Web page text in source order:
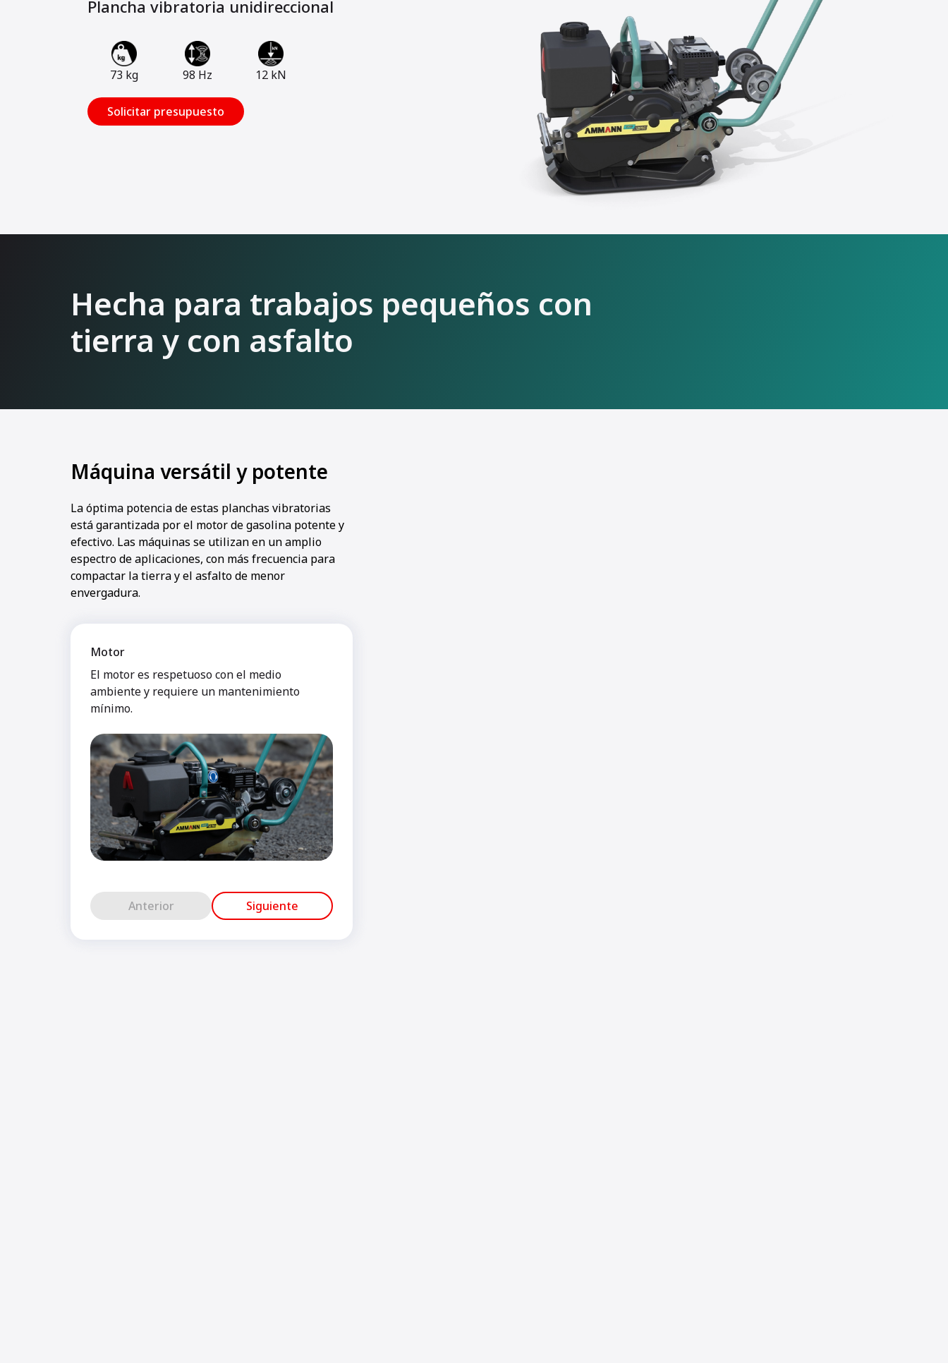
Plancha vibratoria unidireccional
73 kg 98 Hz 12 kN
Solicitar presupuesto
Hecha para trabajos pequeños con
tierra y con asfalto
Máquina versátil y potente
La óptima potencia de estas planchas vibratorias
está garantizada por el motor de gasolina potente y
efectivo. Las máquinas se utilizan en un amplio
espectro de aplicaciones, con más frecuencia para
compactar la tierra y el asfalto de menor
envergadura.
Motor
El motor es respetuoso con el medio
ambiente y requiere un mantenimiento
mínimo.
Anterior Siguiente